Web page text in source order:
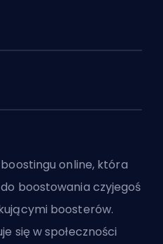
online, która
boostowania czyjegoś
boosterów.
się w społeczności